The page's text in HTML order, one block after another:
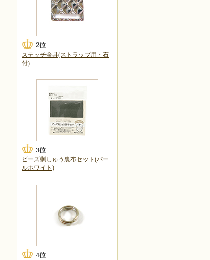
ステッチ金具(ストラップ用・石
付)
ビーズ刺しゅう裏布セット(パー
ルホワイト)